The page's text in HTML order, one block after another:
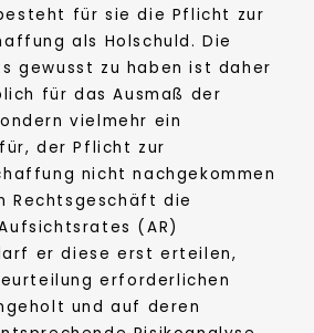
für sie die Pflicht zur
als Holschuld. Die
gewusst zu haben ist daher
für das Ausmaß der
vielmehr ein
der Pflicht zur
nicht nachgekommen
Rechtsgeschäft die
(AR)
er diese erst erteilen,
erforderlichen
und auf deren